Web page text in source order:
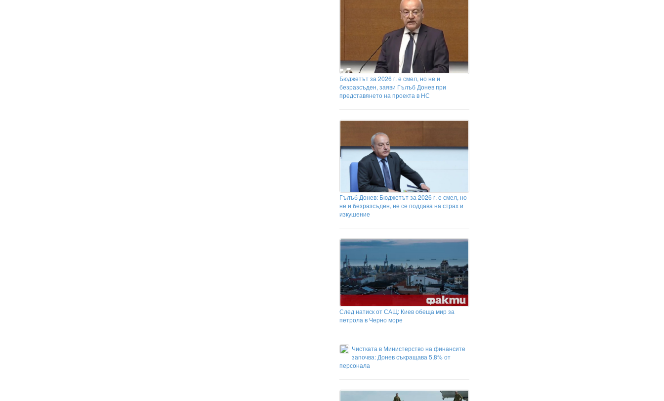
Бюджетът за 2026 г. е смел, но не и
безразсъден, заяви Гълъб Донев при
представянето на проекта в НС
Гълъб Донев: Бюджетът за 2026 г. е смел, но
не и безразсъден, не се поддава на страх и
изкушение
След натиск от САЩ: Киев обеща мир за
петрола в Черно море
Чистката в Министерство на финансите
започва: Донев съкращава 5,8% от
персонала